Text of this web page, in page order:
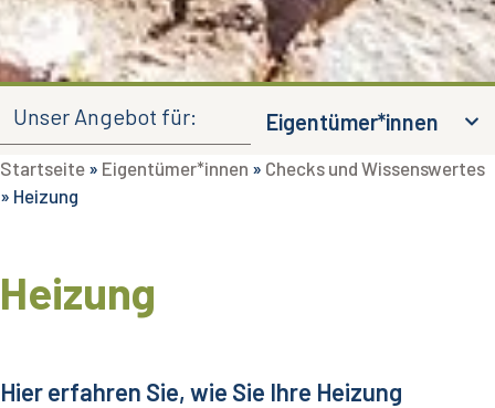
Unser Angebot für: Eigentümer*innen
Startseite » Eigentümer*innen » Checks und Wissenswertes
» Heizung
Heizung
Hier erfahren Sie, wie Sie Ihre Heizung